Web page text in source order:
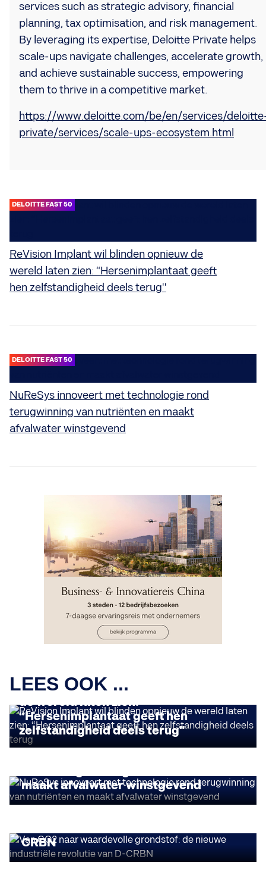
services such as strategic advisory, financial
planning, tax optimisation, and risk management.
By leveraging its expertise, Deloitte Private helps
scale-ups navigate challenges, accelerate growth,
and achieve sustainable success, empowering
them to thrive in a competitive market.
https://www.deloitte.com/be/en/services/
private/services/scale-ups-ecosystem.html
DELOITTE FAST 50
ReVision Implant wil blinden opnieuw de
wereld laten zien: “Hersenimplantaat geeft
hen zelfstandigheid deels terug"
DELOITTE FAST 50
NuReSys innoveert met technologie rond
terugwinning van nutriënten en maakt
afvalwater winstgevend
LEES OOK ...
ReVision Implant wil blinden opnieuw
de wereld laten zien:
“Hersenimplantaat geeft hen
zelfstandigheid deels terug"
DELOITTE FAST 50
maakt afvalwater winstgevend
DELOITTE FAST 50
CRBN